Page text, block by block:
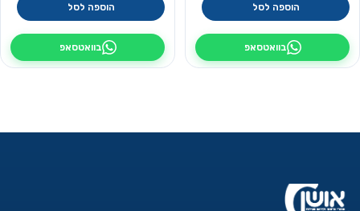
הוספה לסל
בוואטסאפ
הוספה לסל
בוואטסאפ